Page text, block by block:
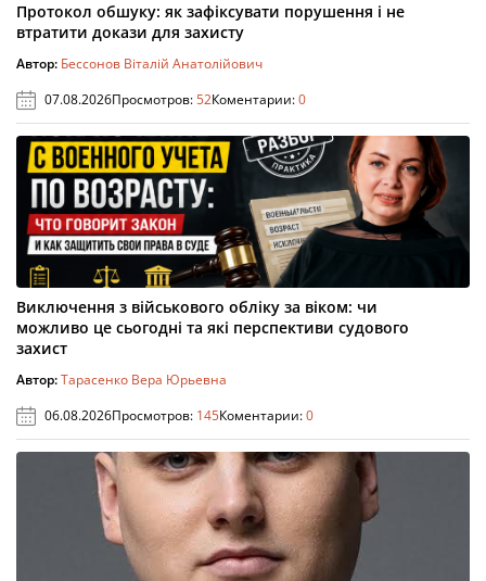
Протокол обшуку: як зафіксувати порушення і не
втратити докази для захисту
Автор: Бессонов Віталій Анатолійович
07.08.2026Просмотров:52Коментарии:0
Виключення з військового обліку за віком: чи
можливо це сьогодні та які перспективи судового
захист
Автор:Тарасенко Вера Юрьевна
06.08.2026Просмотров: 145Коментарии:0